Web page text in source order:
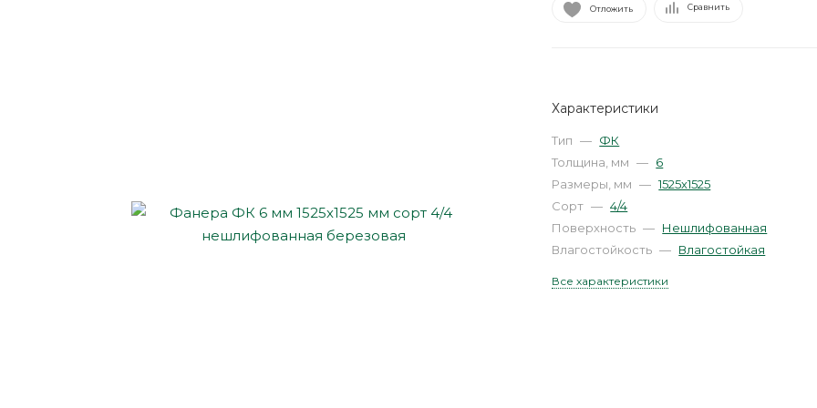
Отложить Сравнить
Характеристики
Тип — ФК
Толщина, мм — 6
Размеры, мм — 1525х1525
Сорт — 4/4
Поверхность — Нешлифованная
Влагостойкость — Влагостойкая
Все характеристики